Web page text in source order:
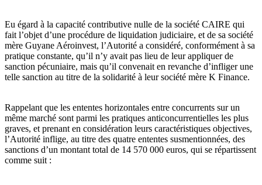
Eu égard à la capacité contributive nulle de la société CAIRE qui
fait l’objet d’une procédure de liquidation judiciaire, et de sa société
mère Guyane Aéroinvest, l’Autorité a considéré, conformément à sa
pratique constante, qu’il n’y avait pas lieu de leur appliquer de
sanction pécuniaire, mais qu’il convenait en revanche d’infliger une
telle sanction au titre de la solidarité à leur société mère K Finance.
Rappelant que les ententes horizontales entre concurrents sur un
même marché sont parmi les pratiques anticoncurrentielles les plus
graves, et prenant en considération leurs caractéristiques objectives,
l’Autorité inflige, au titre des quatre ententes susmentionnées, des
sanctions d’un montant total de 14 570 000 euros, qui se répartissent
comme suit :